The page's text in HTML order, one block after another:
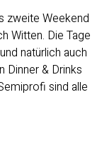
zweite Weekend
Witten. Die Tage
natürlich auch
& Drinks
sind alle